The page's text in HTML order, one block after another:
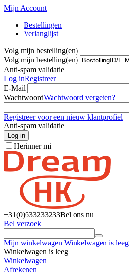
Mijn Account
Bestellingen
Verlanglijst
Volg mijn bestelling(en)
Volg mijn bestelling(en)
Anti-spam validatie
Log inRegistreer
E-Mail
WachtwoordWachtwoord vergeten?
Registreer voor een nieuw klantprofiel
Anti-spam validatie
Log in
Herinner mij
+31(0)633233233Bel ons nu
Bel verzoek
Mijn winkelwagen Winkelwagen is leeg
Winkelwagen is leeg
Winkelwagen
Afrekenen